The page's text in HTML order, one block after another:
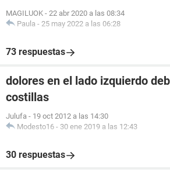
MAGILUOK - 22 abr 2020 a las 08:34
Paula - 25 may 2022 a las 06:28
73 respuestas
dolores en el lado izquierdo
costillas
Julufa - 19 oct 2012 a las 14:30
Modesto16 - 30 ene 2019 a las 12:43
30 respuestas